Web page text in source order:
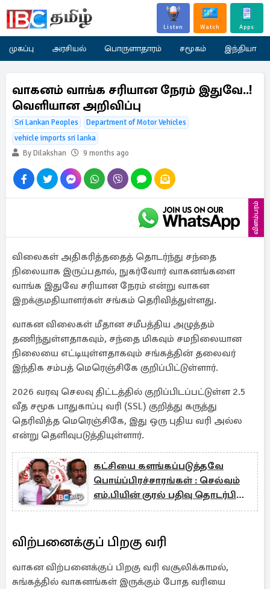
Listen Watch Apps
முகப்பு அரசியல் பொருளாதாரம் சமூகம் இந்தியா
வாகனம் வாங்க சரியான நேரம் இதுவே..!
வெளியான அறிவிப்பு
Sri Lankan Peoples
Department of Motor Vehicles
vehicle imports sri lanka
By Dilakshan
9 months ago
விளம்பரம்
விலைகள் அதிகரித்ததைத் தொடர்ந்து சந்தை
நிலையாக இருப்பதால், நுகர்வோர் வாகனங்களை
வாங்க இதுவே சரியான நேரம் என்று வாகன
இறக்குமதியாளர்கள் சங்கம் தெரிவித்துள்ளது.
வாகன விலைகள் மீதான சமீபத்திய அழுத்தம்
தணிந்துள்ளதாகவும், சந்தை மிகவும் சமநிலையான
நிலையை எட்டியுள்ளதாகவும் சங்கத்தின் தலைவர்
இந்திக சம்பத் மெரெஞ்சிகே குறிப்பிட்டுள்ளார்.
2026 வரவு செலவு திட்டத்தில் குறிப்பிடப்பட்டுள்ள 2.5
வீத சமூக பாதுகாப்பு வரி (SSL) குறித்து கருத்து
தெரிவித்த மெரெஞ்சிகே, இது ஒரு புதிய வரி அல்ல
என்று தெளிவுபடுத்தியுள்ளார்.
கட்சியை களங்கப்படுத்தவே
பொய்ப்பிரச்சாரங்கள் : செல்வம்
எம்.பியின் குரல் பதிவு தொடர்பில்
ரெலோ பேச்சாளர்!
விற்பனைக்குப் பிறகு வரி
வாகன விற்பனைக்குப் பிறகு வரி வசூலிக்காமல்,
சுங்கத்தில் வாகனங்கள் இருக்கும் போத வரியை